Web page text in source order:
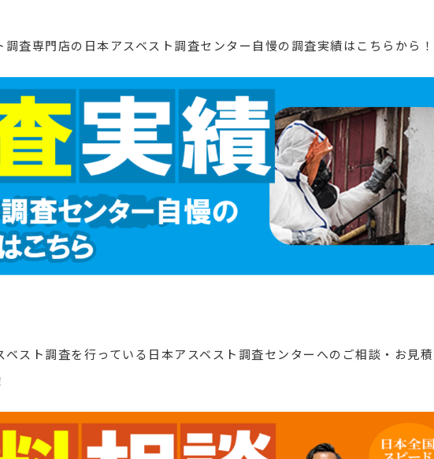
調査専門店の日本アスベスト調査センター自慢の調査実績はこちらから
ベスト調査を行っている日本アスベスト調査センターへのご相談・お見